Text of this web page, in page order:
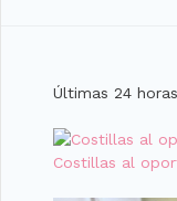
Últimas 24 horas
Costillas al